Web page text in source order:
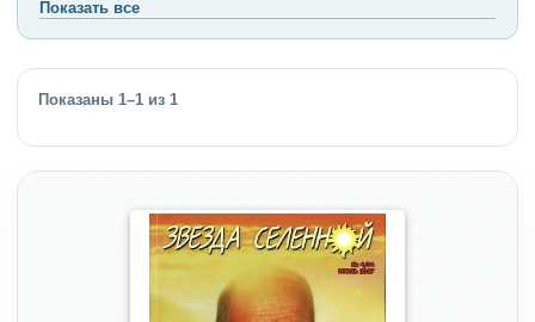
Показать все
Показаны 1–1 из 1